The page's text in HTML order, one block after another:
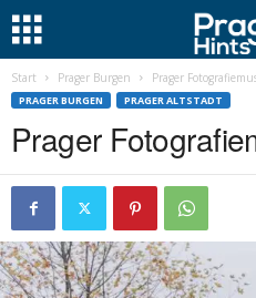
Start Prager Burgen Prager
PRAGER BURGEN PRAGER ALTSTADT
Prager